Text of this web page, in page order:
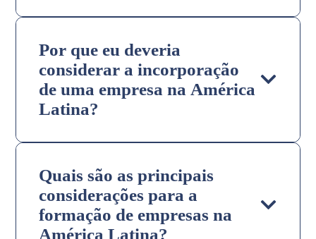
Por que eu deveria
considerar a incorporação
de uma empresa na América
Latina?
Quais são as principais
considerações para a
formação de empresas na
América Latina?